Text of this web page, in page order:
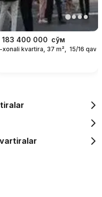
183 400 000 сўм
xonali kvartira, 37 m², 15/16 qavat